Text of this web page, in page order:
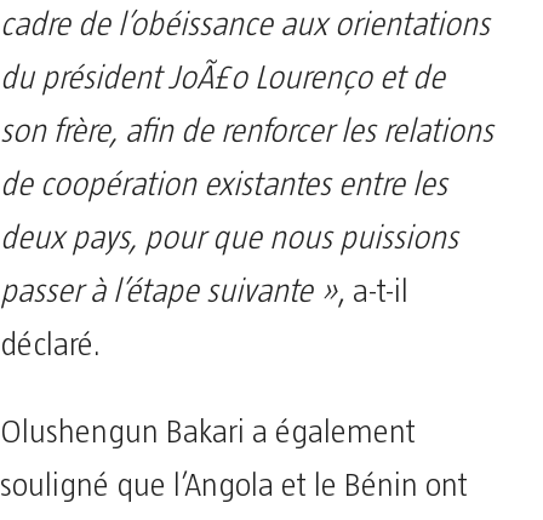
cadre de l’obéissance aux orientations
du président JoÃ£o Lourenço et de
son frère, afin de renforcer les relations
de coopération existantes entre les
deux pays, pour que nous puissions
passer à l’étape suivante », a-t-il
déclaré.
Olushengun Bakari a également
souligné que l’Angola et le Bénin ont